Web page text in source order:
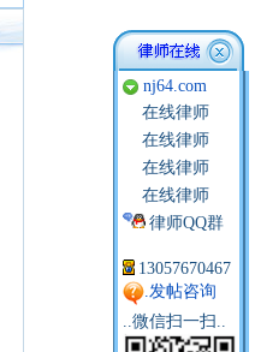
nj64.com
在线律师
在线律师
在线律师
在线律师
律师QQ群
13057670467
.发帖咨询
..微信扫一扫..